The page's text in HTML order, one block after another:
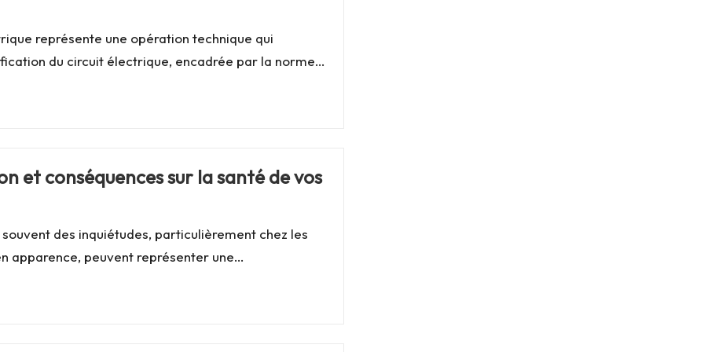
représente une opération technique qui
du circuit électrique, encadrée par la norme…
et conséquences sur la santé de vos
des inquiétudes, particulièrement chez les
apparence, peuvent représenter une…